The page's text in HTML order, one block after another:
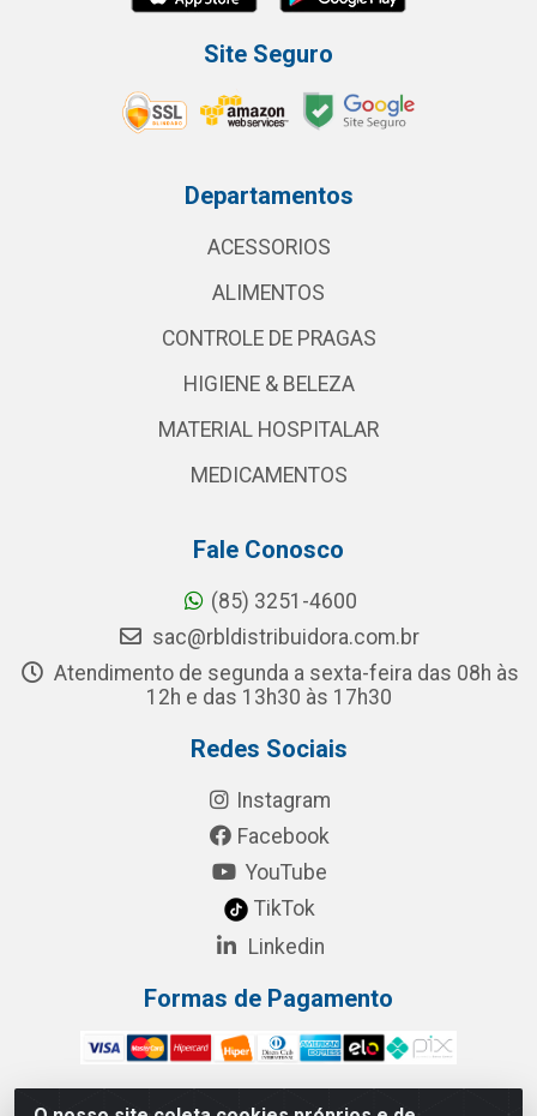
Site Seguro
Departamentos
ACESSORIOS
ALIMENTOS
CONTROLE DE PRAGAS
HIGIENE & BELEZA
MATERIAL HOSPITALAR
MEDICAMENTOS
Fale Conosco
(85) 3251-4600
sac@rbldistribuidora.com.br
Atendimento de segunda a sexta-feira das 08h às
12h e das 13h30 às 17h30
Redes Sociais
Instagram
Facebook
YouTube
TikTok
Linkedin
Formas de Pagamento